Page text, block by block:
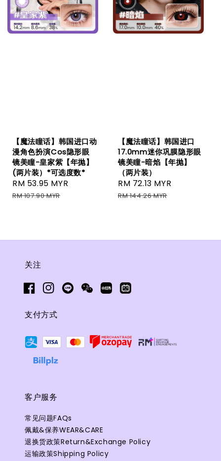
【魔法瞳话】韩国进口动
漫角色扮演Cos隐形眼
镜美瞳-皇家紫【年抛】
(两片装）*可选度数*
Sale
price
RM 53.95 MYR
RM 107.90 MYR
【魔法瞳话】韩国进口
17.0mm迷你巩膜隐形眼
镜美瞳-暗焰【年抛】
（两片装）
Sale
price
RM 72.13 MYR
RM 144.26 MYR
关注
支付方式
客户服务
常见问题FAQs
佩戴&保养WEAR&CARE
退换货政策Return&Exchange Policy
运输政策Shipping Policy